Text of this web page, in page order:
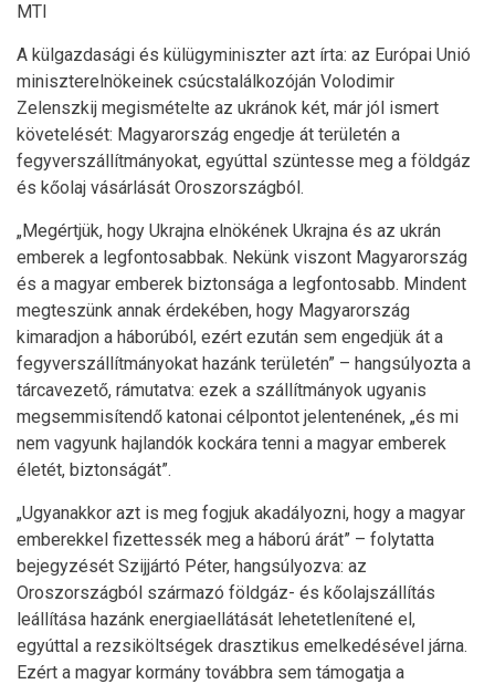
MTI
A külgazdasági és külügyminiszter azt írta: az Európai Unió
miniszterelnökeinek csúcstalálkozóján Volodimir
Zelenszkij megismételte az ukránok két, már jól ismert
követelését: Magyarország engedje át területén a
fegyverszállítmányokat, egyúttal szüntesse meg a földgáz
és kőolaj vásárlását Oroszországból.
„Megértjük, hogy Ukrajna elnökének Ukrajna és az ukrán
emberek a legfontosabbak. Nekünk viszont Magyarország
és a magyar emberek biztonsága a legfontosabb. Mindent
megteszünk annak érdekében, hogy Magyarország
kimaradjon a háborúból, ezért ezután sem engedjük át a
fegyverszállítmányokat hazánk területén” – hangsúlyozta a
tárcavezető, rámutatva: ezek a szállítmányok ugyanis
megsemmisítendő katonai célpontot jelentenének, „és mi
nem vagyunk hajlandók kockára tenni a magyar emberek
életét, biztonságát”.
„Ugyanakkor azt is meg fogjuk akadályozni, hogy a magyar
emberekkel fizettessék meg a háború árát” – folytatta
bejegyzését Szijjártó Péter, hangsúlyozva: az
Oroszországból származó földgáz- és kőolajszállítás
leállítása hazánk energiaellátását lehetetlenítené el,
egyúttal a rezsiköltségek drasztikus emelkedésével járna.
Ezért a magyar kormány továbbra sem támogatja a